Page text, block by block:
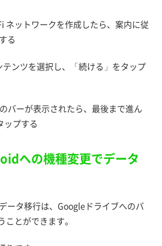
ネットワークを作成したら、案内に従
る
ンツを選択し、「続ける」をタップ
バーが表示されたら、最後まで進ん
ップする
への機種変更でデータ
ータ移行は、Googleドライブへのバ
とができます。